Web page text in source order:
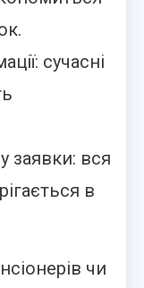
сучасні
заявки: вся
в
чи